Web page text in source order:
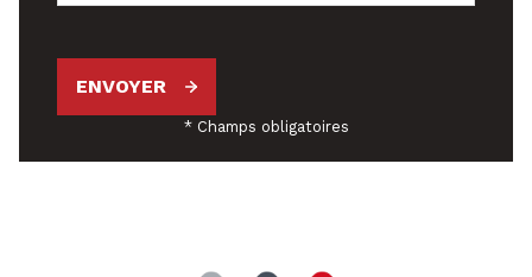
ENVOYER
* Champs obligatoires